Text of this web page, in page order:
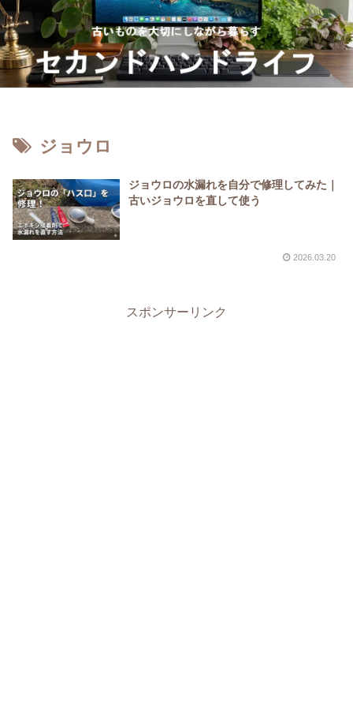
ジョウロ
ジョウロの水漏れを自分で修理してみた｜
古いジョウロを直して使う
2026.03.20
スポンサーリンク